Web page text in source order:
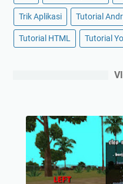
Trik Aplikasi Tutorial
Tutorial HTML Tutorial